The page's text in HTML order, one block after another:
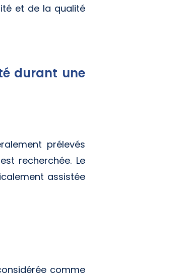
et de la qualité
durant une
prélevés
recherchée. Le
assistée
comme